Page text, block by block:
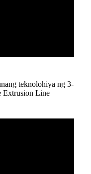
teknolohiya ng 3-
Extrusion Line